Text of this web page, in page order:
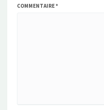
COMMENTAIRE*